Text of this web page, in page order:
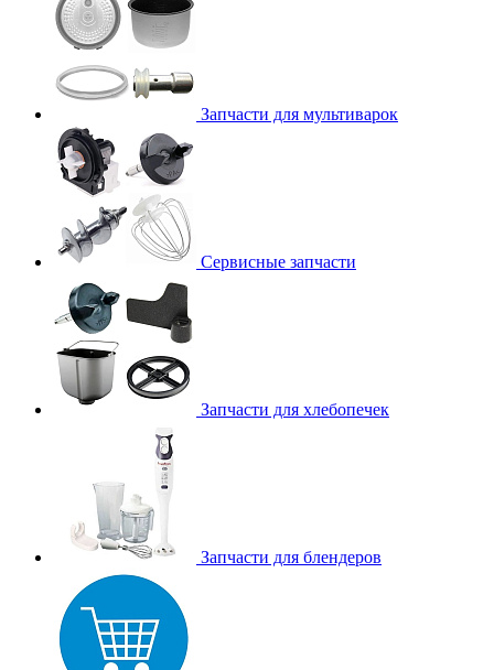
Запчасти для мультиварок
Сервисные запчасти
Запчасти для хлебопечек
Запчасти для блендеров